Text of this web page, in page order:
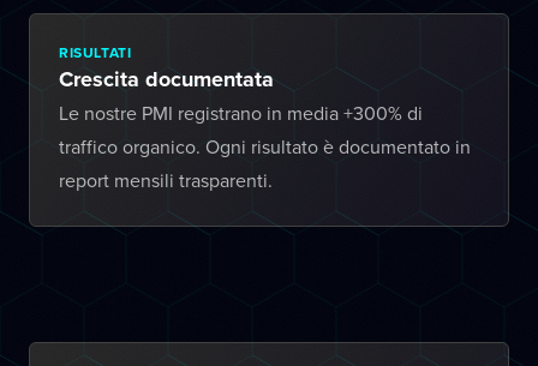
RISULTATI
Crescita documentata
Le nostre PMI registrano in media +300% di
traffico organico. Ogni risultato è documentato in
report mensili trasparenti.